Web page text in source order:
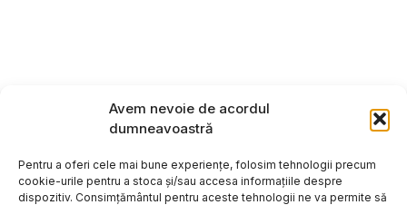
Avem nevoie de acordul
dumneavoastră
Pentru a oferi cele mai bune experiențe, folosim tehnologii precum
cookie-urile pentru a stoca și/sau accesa informațiile despre
dispozitiv. Consimțământul pentru aceste tehnologii ne va permite să